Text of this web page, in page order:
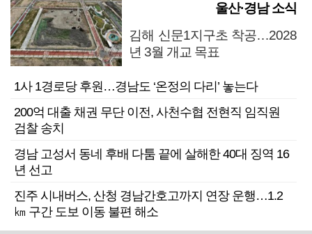
울산·경남 소식
김해 신문1지구초 착공…2028
년 3월 개교 목표
1사 1경로당 후원…경남도 ‘온정의 다리’ 놓는다
200억 대출 채권 무단 이전, 사천수협 전현직 임직원
검찰 송치
경남 고성서 동네 후배 다툼 끝에 살해한 40대 징역 16
년 선고
진주 시내버스, 산청 경남간호고까지 연장 운행…1.2
㎞ 구간 도보 이동 불편 해소